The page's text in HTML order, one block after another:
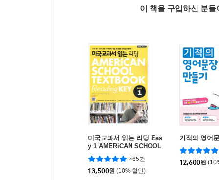
이 책을 구입하신 분
미국교과서 읽는 리딩 Eas
y 1 AMERiCAN SCHOOL
TEXTBOOK Reading KE
Y
465건
13,500원 (10% 할인)
기적의 영어
12,600원